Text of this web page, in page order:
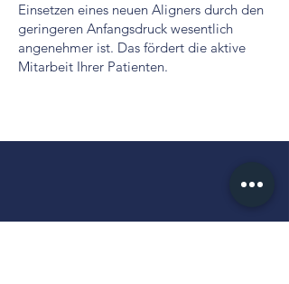
Einsetzen eines neuen Aligners durch den
geringeren Anfangsdruck wesentlich
angenehmer ist. Das fördert die aktive
Mitarbeit Ihrer Patienten.